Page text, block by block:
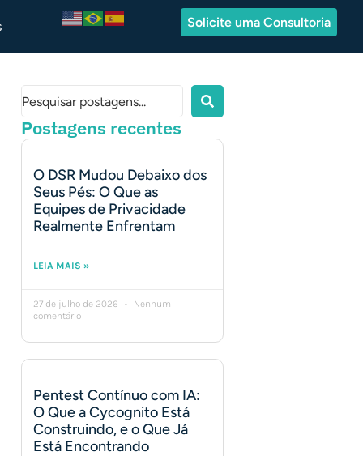
Solicite uma Consultoria
Postagens recentes
O DSR Mudou Debaixo dos
Seus Pés: O Que as
Equipes de Privacidade
Realmente Enfrentam
LEIA MAIS »
27 de julho de 2026
Nenhum
comentário
Pentest Contínuo com IA:
O Que a Cycognito Está
Construindo, e o Que Já
Está Encontrando